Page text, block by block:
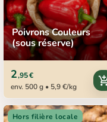
Poivrons Couleurs
(sous réserve)
2,95 €
env. 500 g • 5,9 €/kg
Hors filière locale